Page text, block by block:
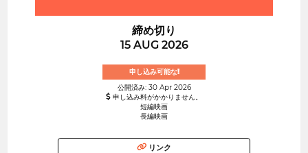
締め切り
15 AUG 2026
申し込み可能な!
公開済み: 30 Apr 2026
申し込み料がかかりません。
短編映画
長編映画
リンク